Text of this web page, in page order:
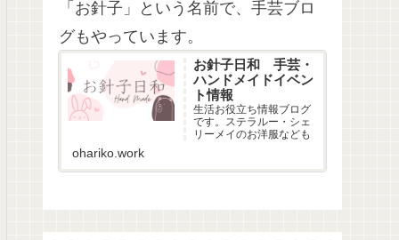
「お針子」という名前で、手芸ブロ
グもやっています。
お針子日和 手芸・
ハンドメイドイベン
ト情報
生活お役立ち情報ブログ
です。ステラルー・シェ
リーメイのお洋服なども
ohariko.work